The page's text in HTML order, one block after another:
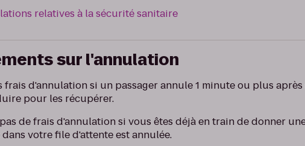
relatives à la sécurité sanitaire
sur l'annulation
frais d'annulation si un passager annule 1 minute ou plus
pour les récupérer.
de frais d'annulation si vous êtes déjà en train de donner
votre file d'attente est annulée.